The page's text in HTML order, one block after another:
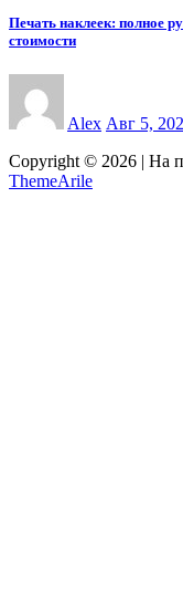
Печать наклеек: полное
стоимости
Alex Авг 5,
Copyright © 2026 | На
ThemeArile